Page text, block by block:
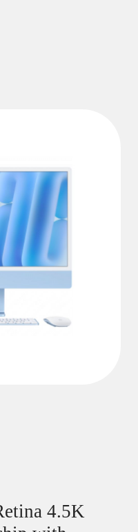
4.5K